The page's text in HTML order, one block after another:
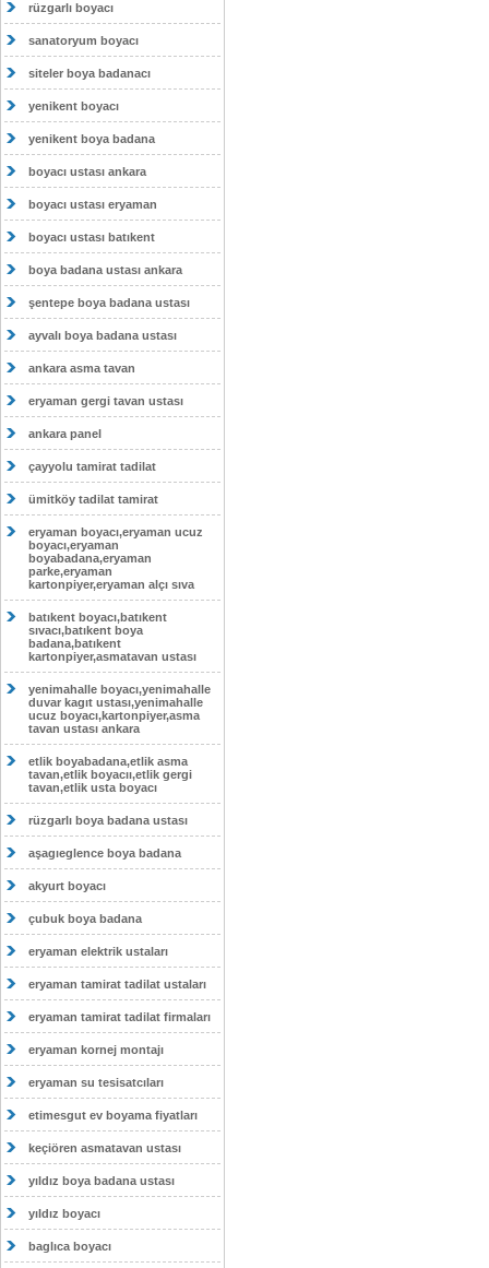
rüzgarlı boyacı
sanatoryum boyacı
siteler boya badanacı
yenikent boyacı
yenikent boya badana
boyacı ustası ankara
boyacı ustası eryaman
boyacı ustası batıkent
boya badana ustası ankara
şentepe boya badana ustası
ayvalı boya badana ustası
ankara asma tavan
eryaman gergi tavan ustası
ankara panel
çayyolu tamirat tadilat
ümitköy tadilat tamirat
eryaman boyacı,eryaman ucuz
boyacı,eryaman
boyabadana,eryaman
parke,eryaman
kartonpiyer,eryaman alçı sıva
batıkent boyacı,batıkent
sıvacı,batıkent boya
badana,batıkent
kartonpiyer,asmatavan ustası
yenimahalle boyacı,yenimahalle
duvar kagıt ustası,yenimahalle
ucuz boyacı,kartonpiyer,asma
tavan ustası ankara
etlik boyabadana,etlik asma
tavan,etlik boyacıı,etlik gergi
tavan,etlik usta boyacı
rüzgarlı boya badana ustası
aşagıeglence boya badana
akyurt boyacı
çubuk boya badana
eryaman elektrik ustaları
eryaman tamirat tadilat ustaları
eryaman tamirat tadilat firmaları
eryaman kornej montajı
eryaman su tesisatcıları
etimesgut ev boyama fiyatları
keçiören asmatavan ustası
yıldız boya badana ustası
yıldız boyacı
baglıca boyacı